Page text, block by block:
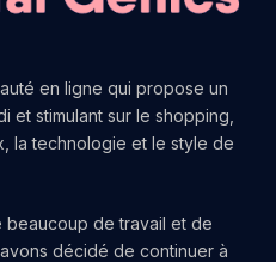
en ligne qui propose un
stimulant sur le shopping,
la technologie et le style de
beaucoup de travail et de
décidé de continuer à